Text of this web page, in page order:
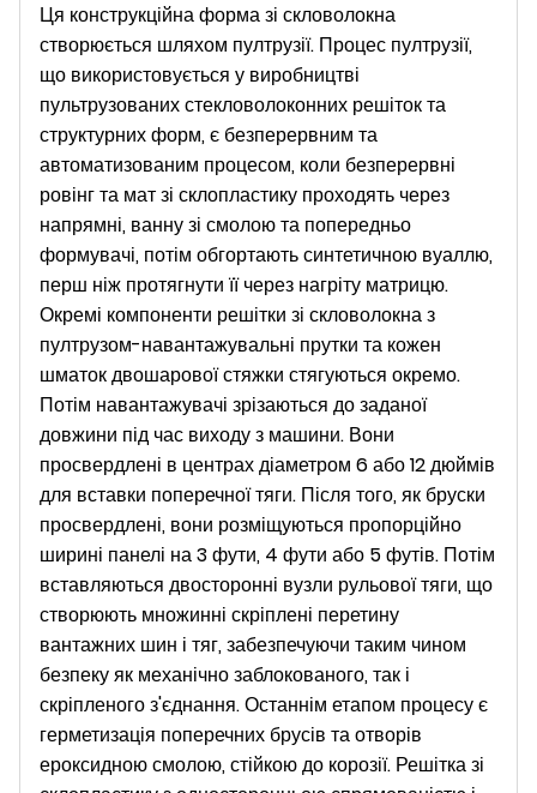
Ця конструкційна форма зі скловолокна
створюється шляхом пултрузії. Процес пултрузії,
що використовується у виробництві
пультрузованих стекловолоконних решіток та
структурних форм, є безперервним та
автоматизованим процесом, коли безперервні
ровінг та мат зі склопластику проходять через
напрямні, ванну зі смолою та попередньо
формувачі, потім обгортають синтетичною вуаллю,
перш ніж протягнути її через нагріту матрицю.
Окремі компоненти решітки зі скловолокна з
пултрузом-навантажувальні прутки та кожен
шматок двошарової стяжки стягуються окремо.
Потім навантажувачі зрізаються до заданої
довжини під час виходу з машини. Вони
просвердлені в центрах діаметром 6 або 12 дюймів
для вставки поперечної тяги. Після того, як бруски
просвердлені, вони розміщуються пропорційно
ширині панелі на 3 фути, 4 фути або 5 футів. Потім
вставляються двосторонні вузли рульової тяги, що
створюють множинні скріплені перетину
вантажних шин і тяг, забезпечуючи таким чином
безпеку як механічно заблокованого, так і
скріпленого з'єднання. Останнім етапом процесу є
герметизація поперечних брусів та отворів
ероксидною смолою, стійкою до корозії. Решітка зі